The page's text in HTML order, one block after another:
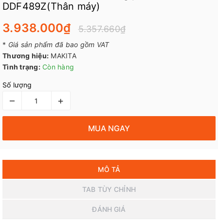
DDF489Z(Thân máy)
3.938.000₫ 5.357.660₫
* Giá sản phẩm đã bao gồm VAT
Thương hiệu: MAKITA
Tình trạng: Còn hàng
Số lượng
– +
MUA NGAY
MÔ TẢ
TAB TÙY CHỈNH
ĐÁNH GIÁ